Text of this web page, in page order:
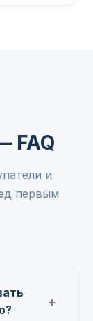
FAQ
и
первым